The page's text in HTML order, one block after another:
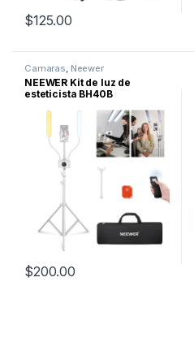
$125.00
Camaras Neewer
NEEWER Kit de luz de
esteticista BH40B
$200.00